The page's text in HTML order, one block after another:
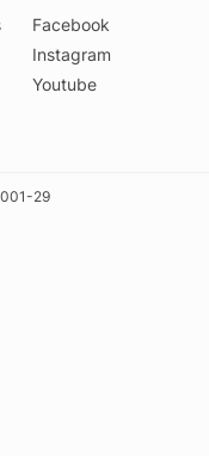
Facebook
Instagram
Youtube
29